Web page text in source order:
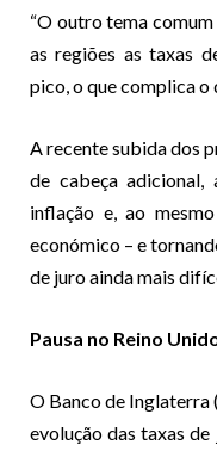
“O outro tema
as regiões as taxas
pico, o que complica o
A recente subida dos
de cabeça adicional,
inflação e, ao
económico – e
de juro ainda mais
Pausa no Reino
O Banco de Inglaterra
evolução das taxas